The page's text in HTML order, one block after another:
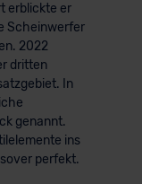
erblickte er
Scheinwerfer
2022
dritten
In
genannt.
ins
perfekt.